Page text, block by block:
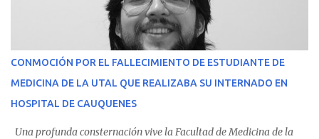
CONMOCIÓN POR EL FALLECIMIENTO DE ESTUDIANTE DE
MEDICINA DE LA UTAL QUE REALIZABA SU INTERNADO EN
HOSPITAL DE CAUQUENES
Una profunda consternación vive la Facultad de Medicina de la